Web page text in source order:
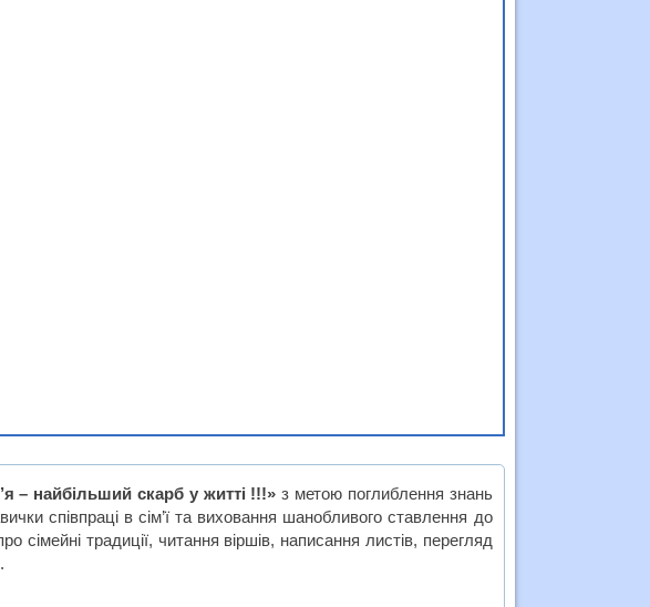
– найбільший скарб у житті !!!» з метою поглиблення знань
співпраці в сім’ї та виховання шанобливого ставлення до
сімейні традиції, читання віршів, написання листів, перегляд